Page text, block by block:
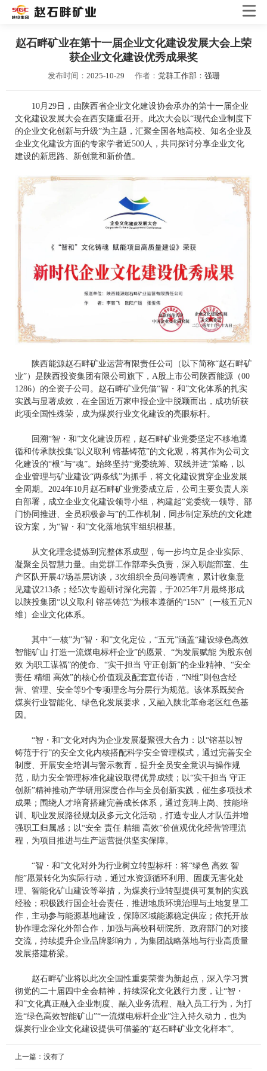
赵石畔矿业在第十一届企业文化建设发展大会上荣
获企业文化建设优秀成果奖
发布时间： 2025-10-29 作者： 党群工作部：强珊
10月29日，由陕西省企业文化建设协会承办的第十一届企业
文化建设发展大会在西安隆重召开。此次大会以“现代企业制度下
的企业文化创新与升级”为主题，汇聚全国各地高校、知名企业及
企业文化建设方面的专家学者近500人，共同探讨分享企业文化
建设的新思路、新创意和新价值。
陕西能源赵石畔矿业运营有限责任公司（以下简称“赵石畔矿
业”）是陕西投资集团有限公司旗下，A股上市公司陕西能源（00
1286）的全资子公司。赵石畔矿业凭借“智・和”文化体系的扎实
实践与显著成效，在全国近万家申报企业中脱颖而出，成功斩获
此项全国性殊荣，成为煤炭行业文化建设的亮眼标杆。
回溯“智・和”文化建设历程，赵石畔矿业党委坚定不移地遵
循和传承陕投集“以义取利 镕基铸范”的文化观，将其作为公司文
化建设的“根”与“魂”。始终坚持“党委统筹、双线并进”策略，以
企业管理与矿业建设“两条线”为抓手，将文化建设贯穿企业发展
全周期。2024年10月赵石畔矿业党委成立后，公司主要负责人亲
自部署，成立企业文化建设领导小组，构建起“党委统一领导、部
门协同推进、全员积极参与”的工作机制，同步制定系统的文化建
设方案，为“智・和”文化落地筑牢组织根基。
从文化理念提炼到完整体系成型，每一步均立足企业实际、
凝聚全员智慧力量。由党群工作部牵头负责，深入职能部室、生
产区队开展47场基层访谈，3次组织全员问卷调查，累计收集意
见建议213条；经5次专题研讨深化完善，于2025年7月最终形成
以陕投集团“以义取利 镕基铸范”为根本遵循的“15N”（一核五元N
维）企业文化体系。
其中“一核”为“智・和”文化定位，“五元”涵盖“建设绿色高效
智能矿山 打造一流煤电标杆企业”的愿景、“为发展赋能 为股东创
效 为职工谋福”的使命、“实干担当 守正创新”的企业精神、“安全
责任 精细 高效”的核心价值观及配套宣传语，“N维”则包含经
营、管理、安全等9个专项理念与分层行为规范。该体系既契合
煤炭行业智能化、绿色化发展要求，又融入陕北革命老区红色基
因。
“智・和”文化对内为企业发展凝聚强大合力：以“镕基以智
铸范于行”的安全文化内核搭配科学安全管理模式，通过完善安全
制度、开展安全培训与警示教育，提升全员安全意识与操作规
范，助力安全管理标准化建设取得优异成绩；以“实干担当 守正
创新”精神推动产学研用深度合作与全员创新实践，催生多项技术
成果；围绕人才培育搭建完善成长体系，通过竞聘上岗、技能培
训、职业发展路径规划及多元文化活动，打造专业人才队伍并增
强职工归属感；以“安全 责任 精细 高效”价值观优化经营管理流
程，为项目推进与生产运营提供坚实保障。
“智・和”文化对外为行业树立转型标杆：将“绿色 高效 智
能”愿景转化为实际行动，通过水资源循环利用、固废无害化处
理、智能化矿山建设等举措，为煤炭行业转型提供可复制的实践
经验；积极践行国企社会责任，推进地质环境治理与土地复垦工
作，主动参与能源基地建设，保障区域能源稳定供应；依托开放
协作理念深化外部合作，加强与高校科研院所、政府部门的对接
交流，持续提升企业品牌影响力，为集团战略落地与行业高质量
发展搭建桥梁。
赵石畔矿业将以此次全国性重要荣誉为新起点，深入学习贯
彻党的二十届四中全会精神，持续深化文化践行力度，让“智・
和”文化真正融入企业制度、融入业务流程、融入员工行为，为打
造“绿色高效智能矿山”“一流煤电标杆企业”注入持久动力，也为
煤炭行业企业文化建设提供可借鉴的“赵石畔矿业文化样本”。
上一篇：没有了